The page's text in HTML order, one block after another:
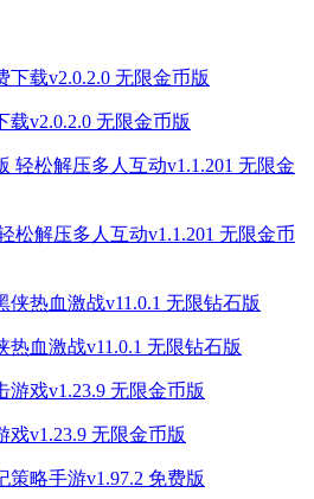
v2.0.2.0 无限金币版
松解压多人互动v1.1.201 无限金币
血激战v11.0.1 无限钻石版
戏v1.23.9 无限金币版